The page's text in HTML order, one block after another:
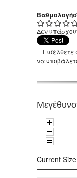
Δεν
Εισέλθετε
να
Current Size: